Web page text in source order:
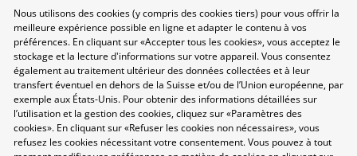
Nous utilisons des cookies (y compris des cookies tiers) pour vous offrir la
meilleure expérience possible en ligne et adapter le contenu à vos
préférences. En cliquant sur «Accepter tous les cookies», vous acceptez le
stockage et la lecture d'informations sur votre appareil. Vous consentez
également au traitement ultérieur des données collectées et à leur
transfert éventuel en dehors de la Suisse et/ou de l’Union européenne, par
exemple aux États-Unis. Pour obtenir des informations détaillées sur
l’utilisation et la gestion des cookies, cliquez sur «Paramètres des
cookies». En cliquant sur «Refuser les cookies non nécessaires», vous
refusez les cookies nécessitant votre consentement. Vous pouvez à tout